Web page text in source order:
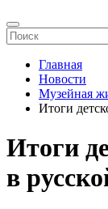
Главная
Новости
Музейная
Итоги
Итоги
в